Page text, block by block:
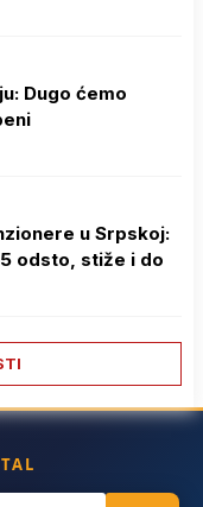
Dugo ćemo
u Srpskoj:
odsto, stiže i do